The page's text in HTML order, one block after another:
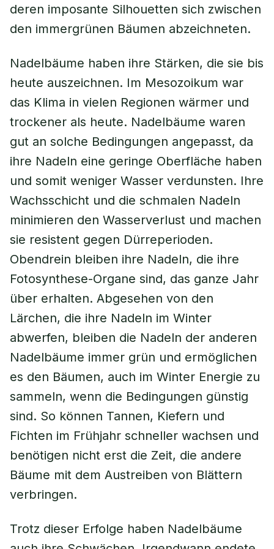
deren imposante Silhouetten sich zwischen
den immergrünen Bäumen abzeichneten.
Nadelbäume haben ihre Stärken, die sie bis
heute auszeichnen. Im Mesozoikum war
das Klima in vielen Regionen wärmer und
trockener als heute. Nadelbäume waren
gut an solche Bedingungen angepasst, da
ihre Nadeln eine geringe Oberfläche haben
und somit weniger Wasser verdunsten. Ihre
Wachsschicht und die schmalen Nadeln
minimieren den Wasserverlust und machen
sie resistent gegen Dürreperioden.
Obendrein bleiben ihre Nadeln, die ihre
Fotosynthese-Organe sind, das ganze Jahr
über erhalten. Abgesehen von den
Lärchen, die ihre Nadeln im Winter
abwerfen, bleiben die Nadeln der anderen
Nadelbäume immer grün und ermöglichen
es den Bäumen, auch im Winter Energie zu
sammeln, wenn die Bedingungen günstig
sind. So können Tannen, Kiefern und
Fichten im Frühjahr schneller wachsen und
benötigen nicht erst die Zeit, die andere
Bäume mit dem Austreiben von Blättern
verbringen.
Trotz dieser Erfolge haben Nadelbäume